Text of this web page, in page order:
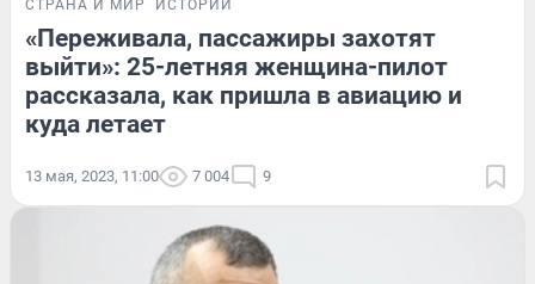
СТРАНА И МИР ИСТОРИИ
«Переживала, пассажиры захотят
выйти»: 25-летняя женщина-пилот
рассказала, как пришла в авиацию и
куда летает
13 мая, 2023, 11:00 7 004 9